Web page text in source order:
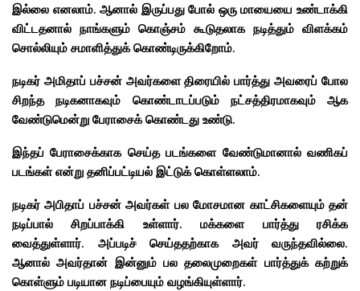
இல்லை எனலாம். ஆனால் இருப்பது போல் ஒரு மாயையை உண்டாக்கி
விட்டதனால் நாங்களும் கொஞ்சம் கூடுதலாக நடித்தும் விளக்கம்
சொல்லியும் சமாளித்துக் கொண்டிருக்கிறோம்.
நடிகர் அமிதாப் பச்சன் அவர்களை திரையில் பார்த்து அவரைப் போல
சிறந்த நடிகனாகவும் கொண்டாடப்படும் நட்சத்திரமாகவும் ஆக
வேண்டுமென்று பேராசைக் கொண்டது உண்டு.
இந்தப் பேராசைக்காக செய்த படங்களை வேண்டுமானால் வணிகப்
படங்கள் என்று தனிப்பட்டியல் இட்டுக் கொள்ளலாம்.
நடிகர் அபிதாப் பச்சன் அவர்கள் பல மோசமான காட்சிகளையும் தன்
நடிப்பால் சிறப்பாக்கி உள்ளார். மக்களை பார்த்து ரசிக்க
வைத்துள்ளார். அப்படிச் செய்ததற்காக அவர் வருந்தவில்லை.
ஆனால் அவர்தான் இன்னும் பல தலைமுறைகள் பார்த்துக் கற்றுக்
கொள்ளும் படியான நடிப்பையும் வழங்கியுள்ளார்.